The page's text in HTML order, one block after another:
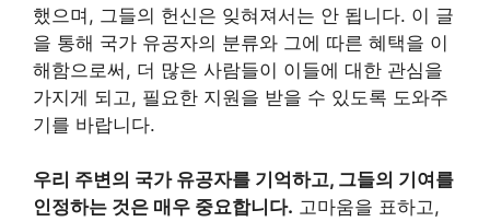
했으며, 그들의 헌신은 잊혀져서는 안 됩니다. 이 글
을 통해 국가 유공자의 분류와 그에 따른 혜택을 이
해함으로써, 더 많은 사람들이 이들에 대한 관심을
가지게 되고, 필요한 지원을 받을 수 있도록 도와주
기를 바랍니다.
우리 주변의 국가 유공자를 기억하고, 그들의 기여를
인정하는 것은 매우 중요합니다. 고마움을 표하고,